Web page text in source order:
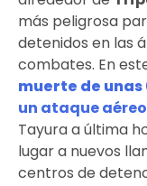
más peligrosa
detenidos en las
combates. En
muerte de unas
un ataque aéreo
Tayuraa última
lugar a nuevos
centros de